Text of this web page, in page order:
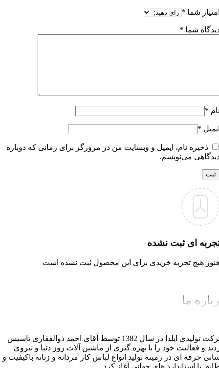
شما *
شما *
*
*
ذخیره نام، ایمیل و وبسایت من در مرورگر برای زمانی که دوباره
می‌نویسم.
ای ثبت نشده
هیچ تجربه خریدی برای این محصول ثبت نشده است
ما
شرکت تولیدی ایلدا در سال 1382 توسط آقای احمد ذوالفقاری تاسیس
و فعالیت خود را با بهره گیری از ماشین آلات روز دنیا و نیروی
حرفه ای در زمینه تولید انواع لباس کار مردانه و زنانه باکیفیت و
با استاندارد های جهانی آغاز کرد